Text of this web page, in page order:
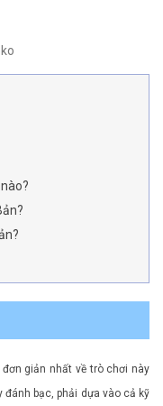
giản nhất về trò chơi này
bạc, phải dựa vào cả kỹ